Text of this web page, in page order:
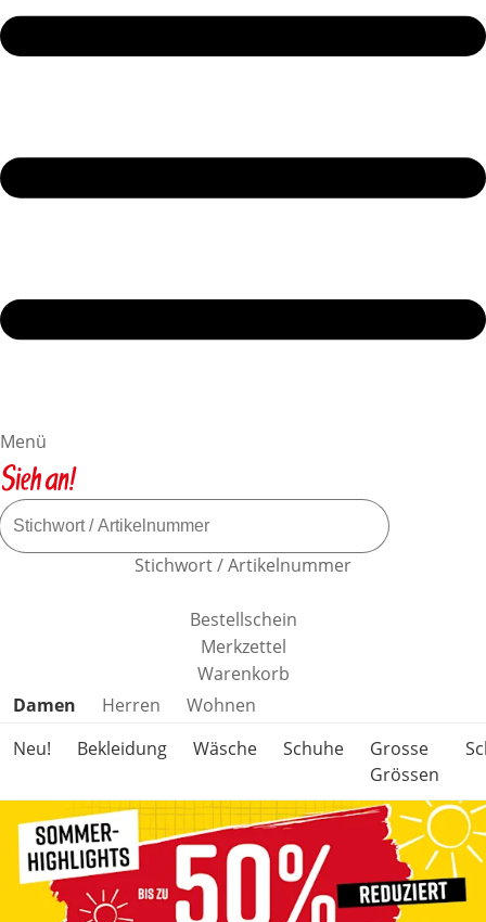
Menü
Stichwort / Artikelnummer
Bestellschein
Merkzettel
Warenkorb
Produktkategorien überspringen
Damen Herren
Wohnen
Neu!
Bekleidung Wäsche Schuhe
Grosse
Grössen